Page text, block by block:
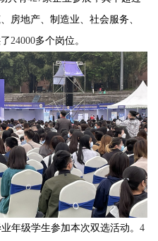
房地产、制造业、社会服务、
24000多个岗位。
年级学生参加本次双选活动。 4